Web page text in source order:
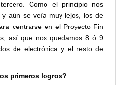
Como el principio nos
y aún se veía muy lejos, los de
centrarse en el Proyecto Fin
así que nos quedamos 8 ó 9
de electrónica y el resto de
primeros logros?